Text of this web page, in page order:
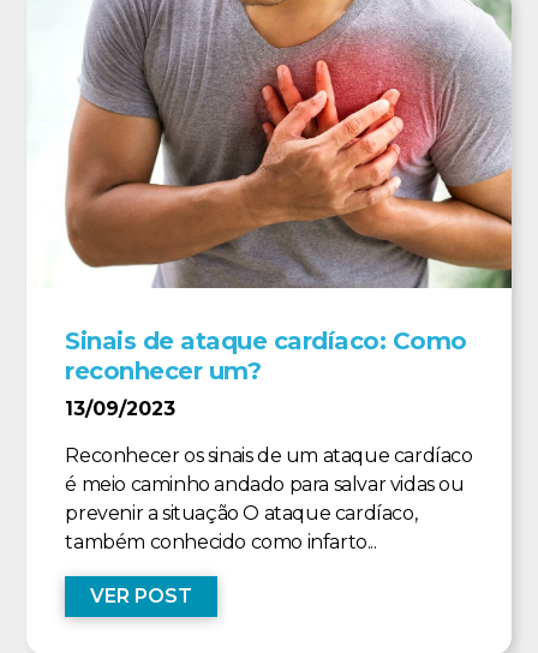
Sinais de ataque cardíaco: Como
reconhecer um?
13/09/2023
Reconhecer os sinais de um ataque cardíaco
é meio caminho andado para salvar vidas ou
prevenir a situação O ataque cardíaco,
também conhecido como infarto...
VER POST